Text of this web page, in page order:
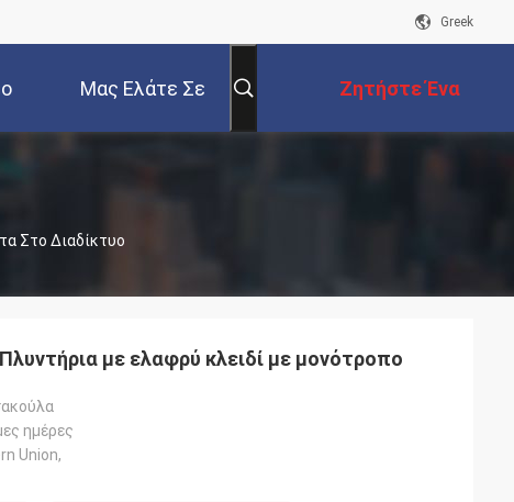
Greek
Μας Ελάτε Σε Ζητήστε Ένα
Απόσπασμα
Στο Διαδίκτυο
με ελαφρύ κλειδί με μονότροπο
ημέρες
Union,